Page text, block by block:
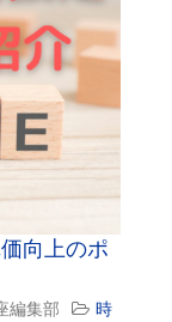
向上のポ
編集部
時